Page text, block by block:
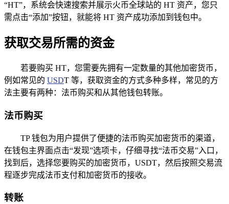
“HT”，系统会快速搜索并展示火币全球站的 HT 资产，您只
需点击“添加”按钮，就能将 HT 资产成功添加到钱包中。
获取交易所需的资金
若要购买 HT，您需要先拥有一定数量的其他加密货币，
例如常见的 USDT 等，获取资金的方式多种多样，常见的方
法主要有两种：法币购买和从其他钱包转账。
法币购买
TP 钱包为用户提供了便捷的法币购买加密货币的渠道，
在钱包主界面点击“发现”选项卡，仔细寻找“法币交易”入口，
找到后，选择您要购买的加密货币，USDT，然后按照交易流
程逐步完成法币支付和加密货币的接收。
转账